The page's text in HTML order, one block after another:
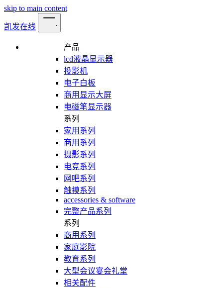
skip to main content
凯发在线
产品
lcd液晶显示器
投影机
电子白板
商用显示大屏
电磁笔显示器
系列
家用系列
商用系列
摄影系列
电竞系列
网吧系列
触摸系列
accessories & software
完整产品系列
系列
商用系列
家庭影院
教育系列
大型会议宴会礼堂
相关配件